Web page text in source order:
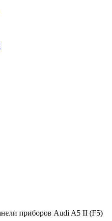
приборов Audi A5 II (F5)